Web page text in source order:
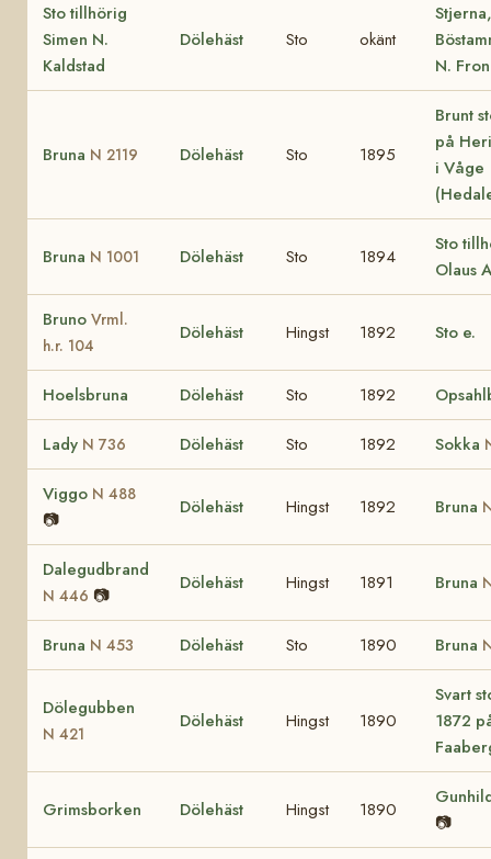
Sto tillhörig
Simen N.
Kaldstad
Dölehäst Sto okänt
N. Fron
Bruna N 2119 Dölehäst Sto 1895
Brunt
på
i Våge
Bruna N 1001 Dölehäst Sto 1894
Sto
Olaus
Bruno Vrml.
h.r. 104
Dölehäst Hingst 1892 Sto e.
Hoelsbruna Dölehäst Sto 1892
Lady N 736 Dölehäst Sto 1892 Sokka
Viggo N 488
📷
Dölehäst Hingst 1892 Bruna
Dalegudbrand
N 446 📷
Dölehäst Hingst 1891 Bruna
Bruna N 453 Dölehäst Sto 1890 Bruna
Dölegubben
N 421
Dölehäst Hingst 1890
Svart
1872
Grimsborken Dölehäst Hingst 1890
📷